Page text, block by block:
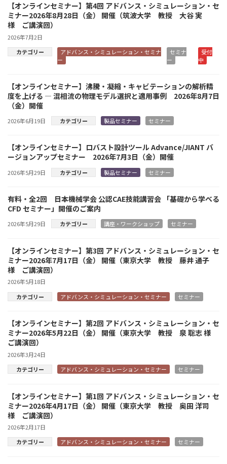
【オンラインセミナー】第4回 アドバンス・シミュレーション・セ
ミナー2026年8月28日（金） 開催（筑波大学 教授 大谷 実
様 ご講演回）
2026年7月2日
カテゴリー
アドバンス・シミュレーション・セミナ
ー
セミナ
ー
受付
中
【オンラインセミナー】沸騰・凝縮・キャビテーションの解析精
度を上げる ― 混相流の物理モデル選択と適用事例 2026年8月7日
（金）開催
2026年6月19日 カテゴリー 製品セミナー セミナー
【オンラインセミナー】ロバスト設計ツール Advance/JIANT バ
ージョンアップセミナー 2026年7月3日（金）開催
2026年5月29日 カテゴリー 製品セミナー セミナー
有料・全2回 日本機械学会 公認CAE技能講習会 「基礎から学べる
CFD セミナー」開催のご案内
2026年5月29日 カテゴリー 講座・ワークショップ セミナー
【オンラインセミナー】第3回 アドバンス・シミュレーション・セ
ミナー2026年7月17日（金） 開催（東京大学 教授 藤井 通子
様 ご講演回）
2026年5月18日
カテゴリー
アドバンス・シミュレーション・セミナー セミナー
【オンラインセミナー】第2回 アドバンス・シミュレーション・セ
ミナー2026年5月22日（金） 開催（東京大学 教授 泉 聡志 様
ご講演回）
2026年3月24日
カテゴリー
アドバンス・シミュレーション・セミナー セミナー
【オンラインセミナー】第1回 アドバンス・シミュレーション・セ
ミナー2026年4月17日（金） 開催（東京大学 教授 奥田 洋司
様 ご講演回）
2026年2月17日
カテゴリー
アドバンス・シミュレーション・セミナー セミナー